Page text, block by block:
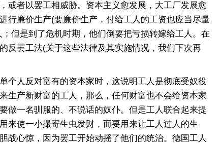
或者以罢工相威胁。资本主义愈发展，大工厂发展愈
行廉价生产(要廉价生产，付给工人的工资也应当尽量
但是到了危机时期，他们倒要把亏损转嫁给工人。在
反罢工法(关于这些法律及其实施情况，我们下次再
人反对富有的资本家时，这说明工人是彻底受奴役
生产新财富的工人，那么，任何财富也不会给资本家
做一名驯服的、不说话的奴仆。但是工人联合起来提
来使一小撮寄生虫发财，而要用来让工人过人的生
战心惊，因为罢工开始动摇了他们的统治。德国工人